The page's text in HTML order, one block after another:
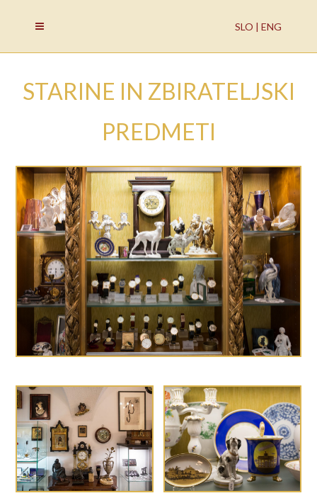
SLO | ENG
STARINE IN ZBIRATELJSKI
PREDMETI